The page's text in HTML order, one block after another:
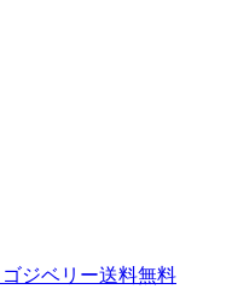
ジベリー送料無料